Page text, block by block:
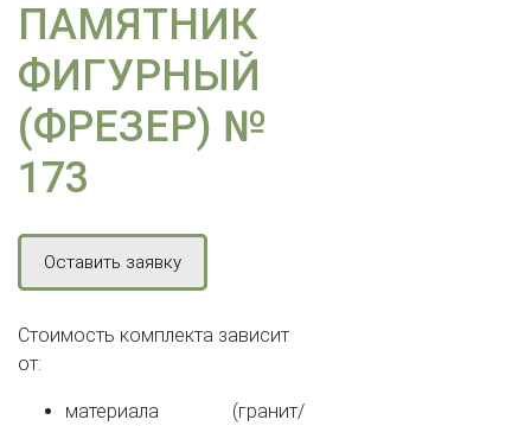
ПАМЯТНИК
ФИГУРНЫЙ
(ФРЕЗЕР) №
173
Оставить заявку
Стоимость комплекта зависит
от:
материала (гранит/